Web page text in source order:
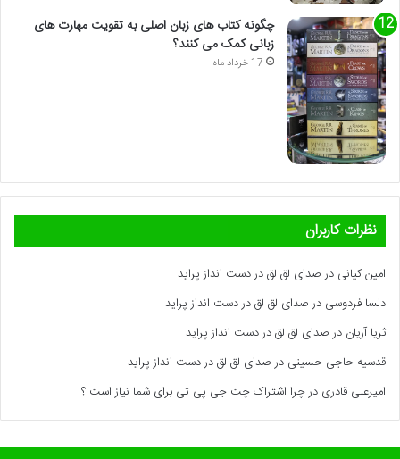
چگونه کتاب های زبان اصلی به تقویت مهارت های
زبانی کمک می کنند؟
17 خرداد ماه
نظرات کاربران
امین کیانی درصدای لق لق در دست انداز پراید
دلسا فردوسی درصدای لق لق در دست انداز پراید
ثریا آریان درصدای لق لق در دست انداز پراید
قدسیه حاجی حسینی درصدای لق لق در دست انداز پراید
امیرعلی قادری درچرا اشتراک چت جی پی تی برای شما نیاز است ؟